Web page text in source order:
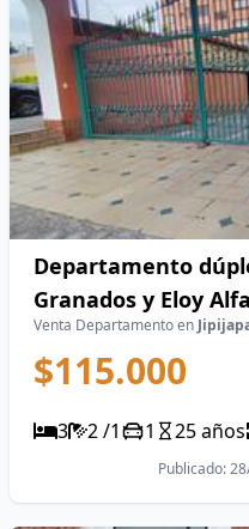
Departamento
Granados y Eloy
Venta Departamento en
$115.000
3 2 /1 1 25 años
Publicado: